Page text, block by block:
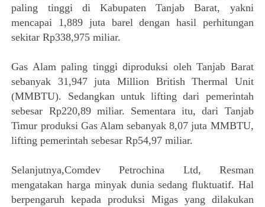
paling tinggi di Kabupaten Tanjab Barat, yakni
mencapai 1,889 juta barel dengan hasil perhitungan
sekitar Rp338,975 miliar.
Gas Alam paling tinggi diproduksi oleh Tanjab Barat
sebanyak 31,947 juta Million British Thermal Unit
(MMBTU). Sedangkan untuk lifting dari pemerintah
sebesar Rp220,89 miliar. Sementara itu, dari Tanjab
Timur produksi Gas Alam sebanyak 8,07 juta MMBTU,
lifting pemerintah sebesar Rp54,97 miliar.
Selanjutnya,Comdev Petrochina Ltd, Resman
mengatakan harga minyak dunia sedang fluktuatif. Hal
berpengaruh kepada produksi Migas yang dilakukan